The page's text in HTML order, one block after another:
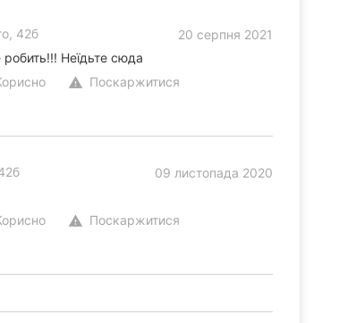
42б
20 серпня 2021
Неїдьте сюда
warning Поскаржитися
09 листопада 2020
warning Поскаржитися